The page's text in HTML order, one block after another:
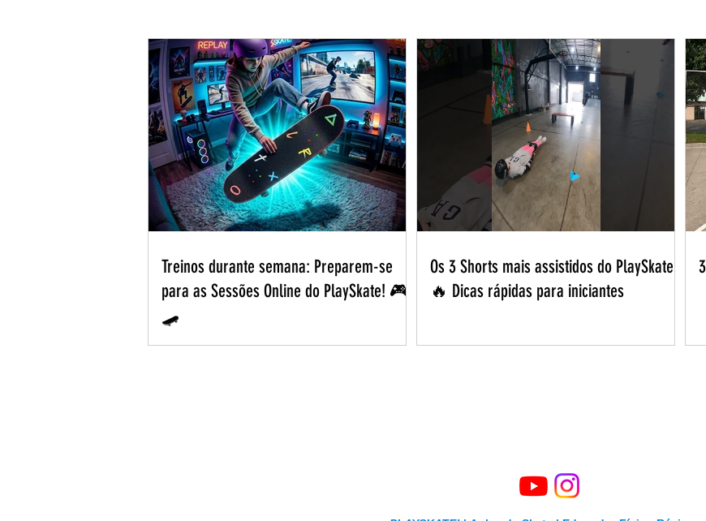
Treinos durante semana: Preparem-se
para as Sessões Online do PlaySkate! 🎮
🛹
Os 3 Shorts mais assistidos do PlaySkate
🔥 Dicas rápidas para iniciantes